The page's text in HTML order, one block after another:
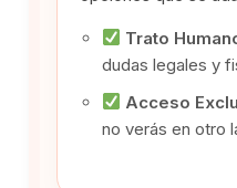
Trato
dudas legales y
Acceso
no verás en otro